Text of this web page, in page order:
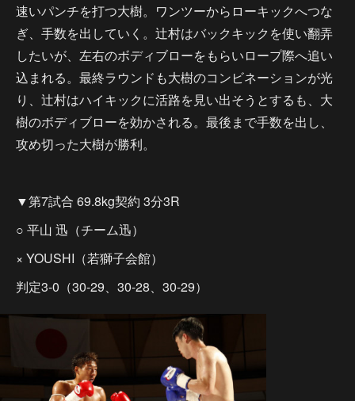
速いパンチを打つ大樹。ワンツーからローキックへつな
ぎ、手数を出していく。辻村はバックキックを使い翻弄
したいが、左右のボディブローをもらいロープ際へ追い
込まれる。最終ラウンドも大樹のコンビネーションが光
り、辻村はハイキックに活路を見い出そうとするも、大
樹のボディブローを効かされる。最後まで手数を出し、
攻め切った大樹が勝利。
▼第7試合 69.8kg契約 3分3R
○ 平山 迅（チーム迅）
× YOUSHI（若獅子会館）
判定3-0（30-29、30-28、30-29）